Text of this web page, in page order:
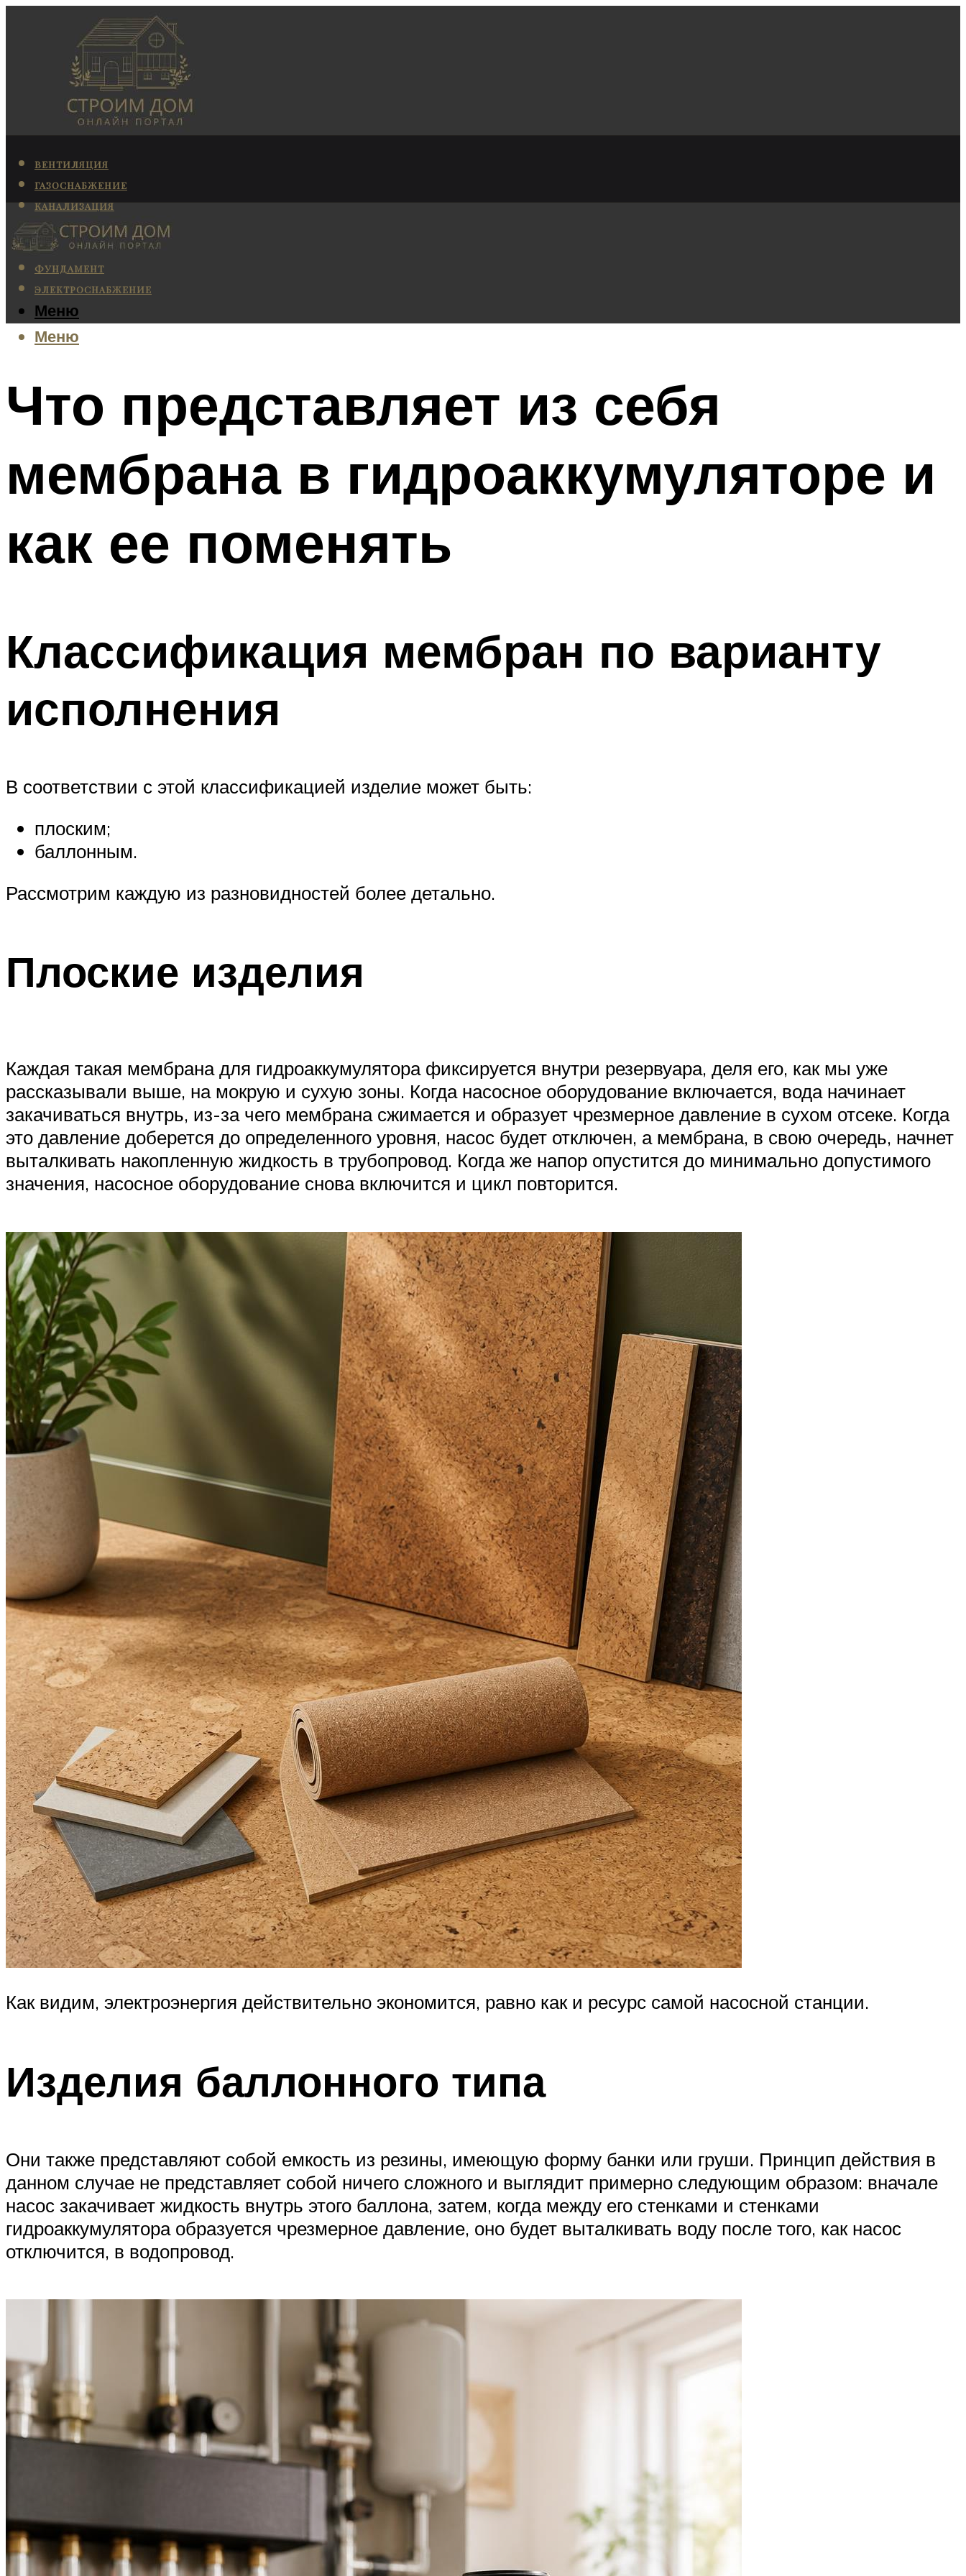
ВЕНТИЛЯЦИЯ
ГАЗОСНАБЖЕНИЕ
КАНАЛИЗАЦИЯ
КОНДИЦИОНИРОВАНИЕ
ОТОПЛЕНИЕ
ФУНДАМЕНТ
ЭЛЕКТРОСНАБЖЕНИЕ
Меню
Меню
Что представляет из себя
мембрана в гидроаккумуляторе и
как ее поменять
Классификация мембран по варианту
исполнения
В соответствии с этой классификацией изделие может быть:
плоским;
баллонным.
Рассмотрим каждую из разновидностей более детально.
Плоские изделия
Каждая такая мембрана для гидроаккумулятора фиксируется внутри резервуара, деля его, как мы уже
рассказывали выше, на мокрую и сухую зоны. Когда насосное оборудование включается, вода начинает
закачиваться внутрь, из-за чего мембрана сжимается и образует чрезмерное давление в сухом отсеке. Когда
это давление доберется до определенного уровня, насос будет отключен, а мембрана, в свою очередь, начнет
выталкивать накопленную жидкость в трубопровод. Когда же напор опустится до минимально допустимого
значения, насосное оборудование снова включится и цикл повторится.
Как видим, электроэнергия действительно экономится, равно как и ресурс самой насосной станции.
Изделия баллонного типа
Они также представляют собой емкость из резины, имеющую форму банки или груши. Принцип действия в
данном случае не представляет собой ничего сложного и выглядит примерно следующим образом: вначале
насос закачивает жидкость внутрь этого баллона, затем, когда между его стенками и стенками
гидроаккумулятора образуется чрезмерное давление, оно будет выталкивать воду после того, как насос
отключится, в водопровод.